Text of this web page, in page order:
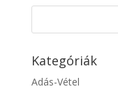
Kategóriák
Adás-Vétel